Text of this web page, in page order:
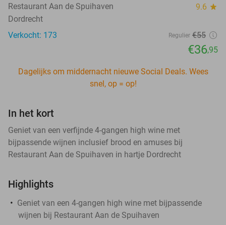
Restaurant Aan de Spuihaven 9.6 star
Dordrecht
Verkocht: 173
Regulier €55
€36,95
Dagelijks om middernacht nieuwe Social Deals. Wees
snel, op = op!
In het kort
Geniet van een verfijnde 4-gangen high wine met
bijpassende wijnen inclusief brood en amuses bij
Restaurant Aan de Spuihaven in hartje Dordrecht
Highlights
Geniet van een 4-gangen high wine met bijpassende
wijnen bij Restaurant Aan de Spuihaven